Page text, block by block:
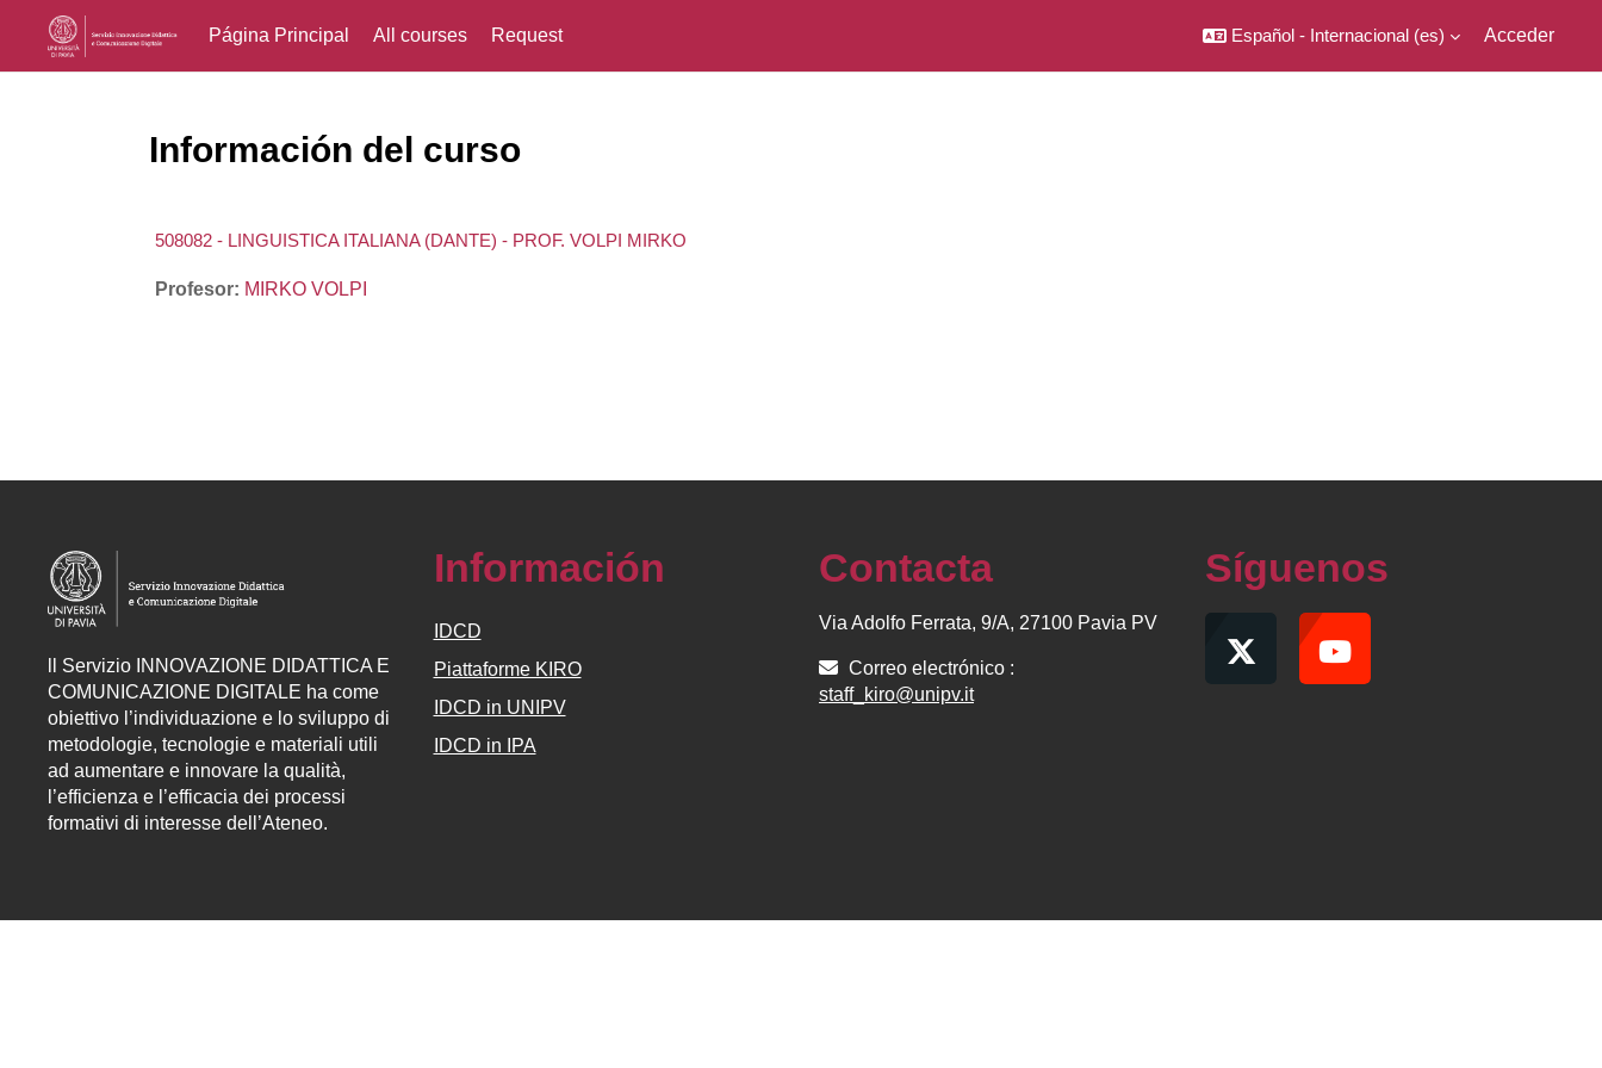
Página Principal All courses Request Español - Internacional ‎(es)‎ Acceder
Información del curso
508082 - LINGUISTICA ITALIANA (DANTE) - PROF. VOLPI MIRKO
Profesor: MIRKO VOLPI
Servizio INNOVAZIONE DIDATTICA E
COMUNICAZIONE DIGITALE ha come
obiettivo l’individuazione e lo sviluppo di
metodologie, tecnologie e materiali utili
ad aumentare e innovare la qualità,
l’efficienza e l’efficacia dei processi
formativi di interesse dell’Ateneo.
Información
IDCD
Piattaforme KIRO
IDCD in UNIPV
IDCD in IPA
Contacta
Via Adolfo Ferrata, 9/A, 27100 Pavia PV
Correo electrónico :
staff_kiro@unipv.it
Síguenos